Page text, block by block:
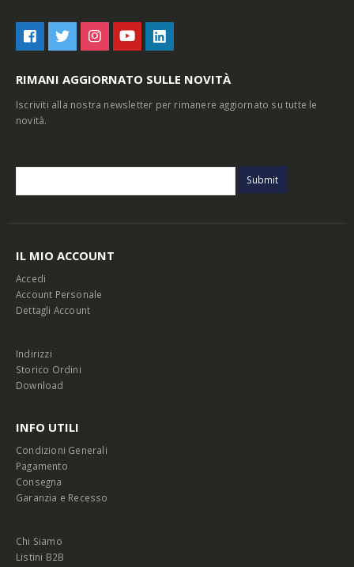
RIMANI AGGIORNATO SULLE NOVITÀ
Iscriviti alla nostra newsletter per rimanere aggiornato su tutte le
novità.
IL MIO ACCOUNT
Accedi
Account Personale
Dettagli Account
Indirizzi
Storico Ordini
Download
INFO UTILI
Condizioni Generali
Pagamento
Consegna
Garanzia e Recesso
Chi Siamo
Listini B2B